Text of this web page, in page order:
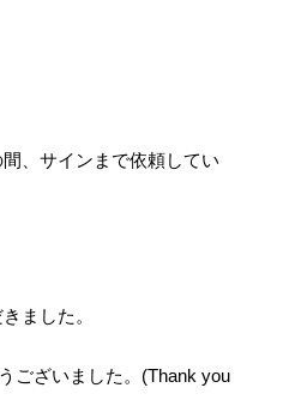
、サインまで依頼してい
ました。
ございました。(Thank you